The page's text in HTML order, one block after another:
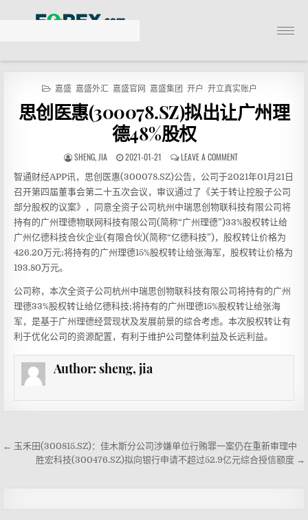
官网
嘉盛
出金
嘉盛
帮助中心
入金
嘉盛 嘉盛外汇 嘉盛官网 嘉盛集团 开户 开立真实账户
思创医惠(300078.SZ)拟出让广州理
德48%股权
SHENG, JIA 2021-01-21 LEAVE A COMMENT
智通财经APP讯，思创医惠(300078.SZ)公告，公司于2021年01月21日
召开第四届董事会第二十五次会议，审议通过了《关于转让控股子公司
部分股权的议案》，同意全资子公司杭州中瑞思创物联科技有限公司将
持有的广州理德物联网科技有限公司(简称“广州理德”)33%股权转让给
广州亿德科技合伙企业(有限合伙)(简称“亿德科技”)，股权转让价格为
426.20万元;将持有的广州理德15%股权转让给张海军，股权转让价格为
193.80万元。
公司称，本次全资子公司杭州中瑞思创物联科技有限公司将持有的广州
理德33%股权转让给亿德科技;将持有的广州理德15%股权转让给张海
军，是基于广州理德经营现状及发展前景的综合考虑。本次股权转让有
利于优化公司的资源配置，有利于维护公司整体利益及长远利益。
Author: sheng, jia
← 玉禾田(300815.SZ)：佳木斯分公司涉嫌单位行贿罪一案仍在重新审理中
胜宏科技(300476.SZ)拟向银行申请不超过52.9亿元综合授信额度 →